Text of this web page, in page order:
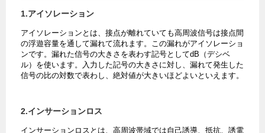
1.アイソレーション
アイソレーションとは、接点が離れていても高周波信号は接点間
の浮遊容量を通して漏れて流れます。この漏れがアイソレーショ
ンです。漏れた信号の大きさを表わす記号としてdB（デシベ
ル）を使います。入力した記号の大きさに対し、漏れて発生した
信号の比の対数で表わし、絶対値が大きいほどよいといえます。
2.インサーションロス
インサーションロスとは、高周波帯域では自己誘導、抵抗、誘電